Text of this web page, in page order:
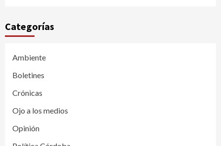
Categorías
Ambiente
Boletines
Crónicas
Ojo a los medios
Opinión